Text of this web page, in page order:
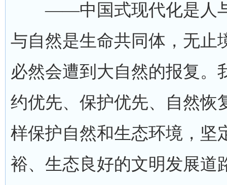
——中国式现代化是人与
与自然是生命共同体，无止
必然会遭到大自然的报复。
约优先、保护优先、自然恢
样保护自然和生态环境，坚
裕、生态良好的文明发展道